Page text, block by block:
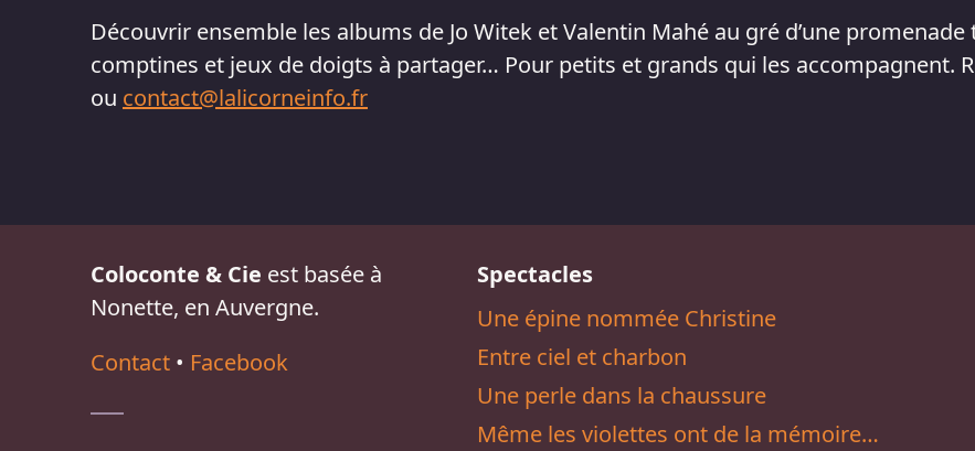
Découvrir ensemble les albums de Jo Witek et Valentin Mahé au gré d’une
comptines et jeux de doigts à partager… Pour petits et grands qui les accompagnent.
ou contact@lalicorneinfo.fr
Coloconte & Cie est basée à
Nonette, en Auvergne.
Contact • Facebook
Spectacles
Une épine nommée Christine
Entre ciel et charbon
Une perle dans la chaussure
Même les violettes ont de la mémoire…